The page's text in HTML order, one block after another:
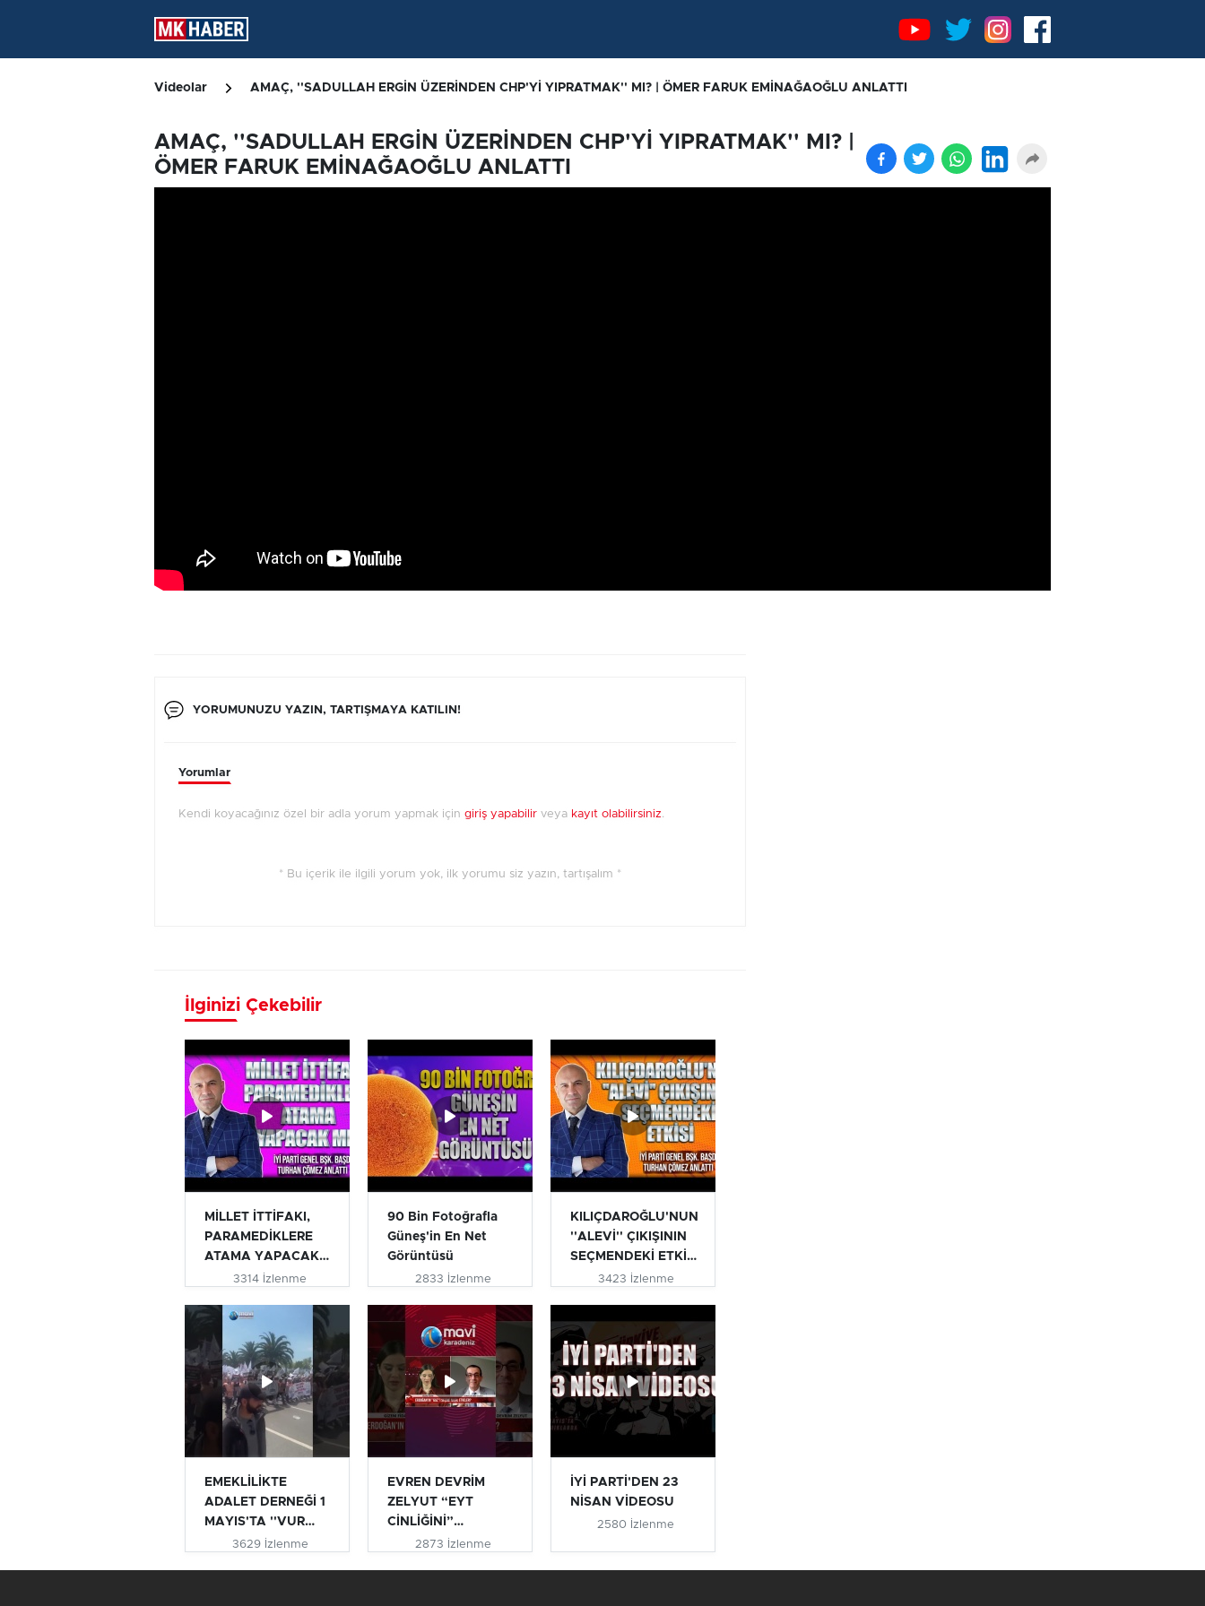
Videolar AMAÇ, ''SADULLAH ERGİN ÜZERİNDEN CHP'Yİ YIPRATMAK'' MI? | ÖMER FARUK EMİNAĞAOĞLU ANLATTI
AMAÇ, ''SADULLAH ERGİN ÜZERİNDEN CHP'Yİ YIPRATMAK'' MI? |
ÖMER FARUK EMİNAĞAOĞLU ANLATTI
YORUMUNUZU YAZIN, TARTIŞMAYA KATILIN!
Yorumlar
Kendi koyacağınız özel bir adla yorum yapmak için giriş yapabilir veya kayıt olabilirsiniz.
* Bu içerik ile ilgili yorum yok, ilk yorumu siz yazın, tartışalım *
İlginizi Çekebilir
MİLLET İTTİFAKI,
PARAMEDİKLERE
ATAMA YAPACAK
MI? | TURHAN...
3314 İzlenme
90 Bin Fotoğrafla
Güneş'in En Net
Görüntüsü
2833 İzlenme
KILIÇDAROĞLU'NUN
''ALEVİ'' ÇIKIŞININ
SEÇMENDEKİ ETKİSİ
3423 İzlenme
EMEKLİLİKTE
ADALET DERNEĞİ 1
MAYIS'TA ''VUR
VUR İNLESİN VE...
3629 İzlenme
EVREN DEVRİM
ZELYUT “EYT
CİNLİĞİNİ”
AÇIKLADI #eyt
2873 İzlenme
İYİ PARTİ'DEN 23
NİSAN VİDEOSU
2580 İzlenme